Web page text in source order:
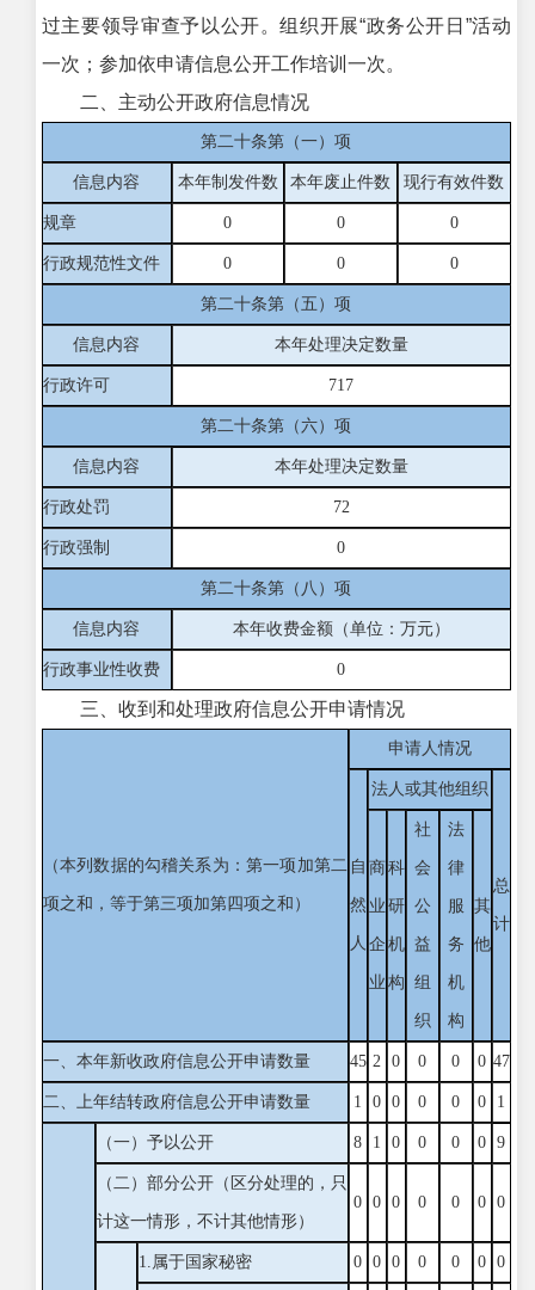
过主要领导审查予以公开。组织开展“政务公开日”活动
一次；参加依申请信息公开工作培训一次。
二、主动公开政府信息情况
第二十条第（一）项
信息内容 本年制发件数 本年废止件数 现行有效件数
规章 0 0 0
行政规范性文件 0 0 0
第二十条第（五）项
信息内容 本年处理决定数量
行政许可 717
第二十条第（六）项
信息内容 本年处理决定数量
行政处罚 72
行政强制 0
第二十条第（八）项
信息内容 本年收费金额（单位：万元）
行政事业性收费 0
三、收到和处理政府信息公开申请情况
（本列数据的勾稽关系为：第一项加第二
项之和，等于第三项加第四项之和）
申请人情况
自
然
人
法人或其他组织
总
计
商
业
企
业
科
研
机
构
社
会
公
益
组
织
法
律
服
务
机
构
其
他
一、本年新收政府信息公开申请数量 45 2 0 0 0 0 47
二、上年结转政府信息公开申请数量 1 0 0 0 0 0 1
（一）予以公开 8 1 0 0 0 0 9
（二）部分公开（区分处理的，只
计这一情形，不计其他情形）
0 0 0 0 0 0 0
1.属于国家秘密 0 0 0 0 0 0 0